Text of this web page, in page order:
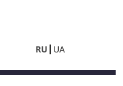
RU UA